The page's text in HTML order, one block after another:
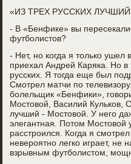
«ИЗ ТРЕХ РУССКИХ
- В «Бенфике» вы
футболистов?
- Нет, но когда я только
приехал Андрей Каряка. Но
русских. Я тогда еще был
Смотрел матчи по
болельщик «Бенфики»,
Мостовой, Василий Кульков,
лучший - Мостовой. У него
элегантная. Потом
расстроился. Когда я
невероятно легко играет,
взрывным футболистом,